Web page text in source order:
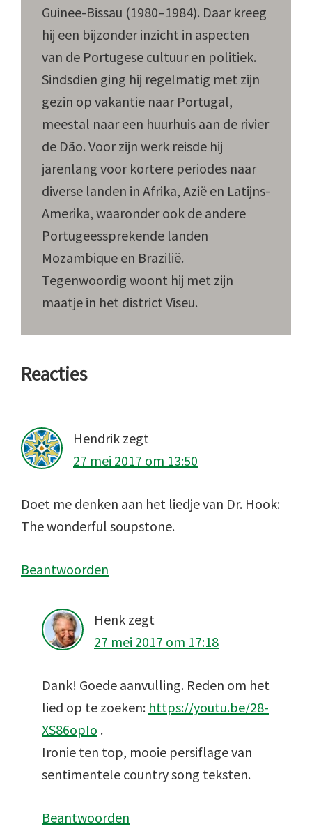
Guinee-Bissau (1980–1984). Daar kreeg
hij een bijzonder inzicht in aspecten
van de Portugese cultuur en politiek.
Sindsdien ging hij regelmatig met zijn
gezin op vakantie naar Portugal,
meestal naar een huurhuis aan de rivier
de Dão. Voor zijn werk reisde hij
jarenlang voor kortere periodes naar
diverse landen in Afrika, Azië en Latijns-
Amerika, waaronder ook de andere
Portugeessprekende landen
Mozambique en Brazilië.
Tegenwoordig woont hij met zijn
maatje in het district Viseu.
Lees
Reacties
Hendrik zegt
27 mei 2017 om 13:50
Doet me denken aan het liedje van Dr. Hook:
The wonderful soupstone.
Beantwoorden
Henk zegt
27 mei 2017 om 17:18
Dank! Goede aanvulling. Reden om het
lied op te zoeken: https://youtu.be/28-
XS86opIo .
Ironie ten top, mooie persiflage van
sentimentele country song teksten.
Beantwoorden